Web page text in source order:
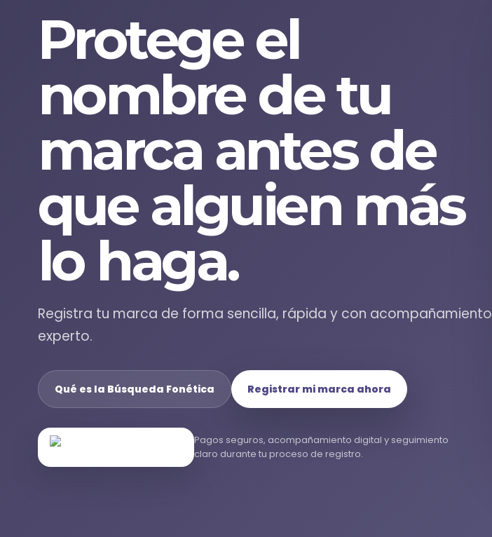
Protege el
nombre de tu
marca antes de
que alguien más
lo haga.
Registra tu marca de forma sencilla, rápida y con acompañamiento
experto.
Qué es la Búsqueda Fonética Registrar mi marca ahora
Pagos seguros, acompañamiento digital y seguimiento
claro durante tu proceso de registro.